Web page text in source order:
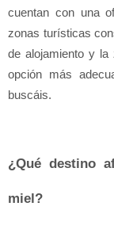
cuentan con una
zonas turísticas
de alojamiento y
opción más
buscáis.
¿Qué destino
miel?